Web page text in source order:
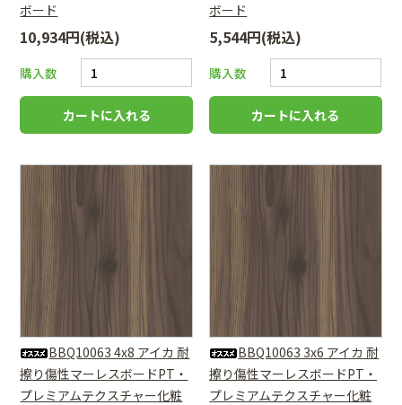
ボード
10,934円(税込)
購入数
ボード
5,544円(税込)
購入数
BBQ10063 4x8 アイカ 耐
擦り傷性マーレスボードPT・
プレミアムテクスチャー化粧
BBQ10063 3x6 アイカ 耐
擦り傷性マーレスボードPT・
プレミアムテクスチャー化粧